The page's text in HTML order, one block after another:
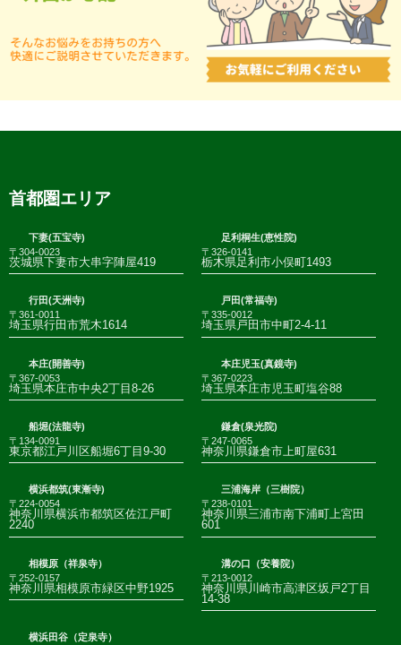
首都圏エリア
下妻(五宝寺)
〒304-0023
茨城県下妻市大串字陣屋419
足利桐生(恵性院)
〒326-0141
栃木県足利市小俣町1493
行田(天洲寺)
〒361-0011
埼玉県行田市荒木1614
戸田(常福寺)
〒335-0012
埼玉県戸田市中町2-4-11
本庄(開善寺)
〒367-0053
埼玉県本庄市中央2丁目8-26
本庄児玉(真鏡寺)
〒367-0223
埼玉県本庄市児玉町塩谷88
船堀(法龍寺)
〒134-0091
東京都江戸川区船堀6丁目9-30
鎌倉(泉光院)
〒247-0065
神奈川県鎌倉市上町屋631
横浜都筑(東漸寺)
〒224-0054
神奈川県横浜市都筑区佐江戸町
2240
三浦海岸（三樹院）
〒238-0101
神奈川県三浦市南下浦町上宮田
601
相模原（祥泉寺）
〒252-0157
神奈川県相模原市緑区中野1925
溝の口（安養院）
〒213-0012
神奈川県川崎市高津区坂戸2丁目
14-38
横浜田谷（定泉寺）